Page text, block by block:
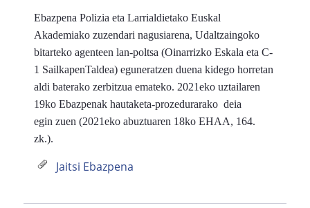
Ebazpena Polizia eta Larrialdietako Euskal
Akademiako zuzendari nagusiarena, Udaltzaingoko
bitarteko agenteen lan-poltsa (Oinarrizko Eskala eta C-
1 SailkapenTaldea) eguneratzen duena kidego horretan
aldi baterako zerbitzua emateko. 2021eko uztailaren
19ko Ebazpenak hautaketa-prozedurarako deia
egin zuen (2021eko abuztuaren 18ko EHAA, 164.
zk.).
Jaitsi Ebazpena